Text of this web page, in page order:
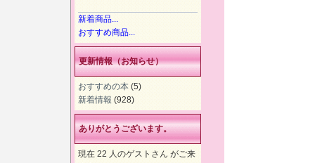
新着商品...
おすすめ商品...
更新情報（お知らせ）
おすすめの本 (5)
新着情報 (928)
ありがとうございます。
現在 22 人のゲストさん がご来